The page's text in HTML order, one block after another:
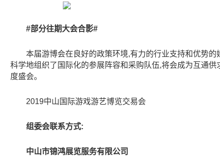
#部分往期大会合影#
本届游博会在良好的政策环境,有力的行业支持和优势的
科学地组织了国际化的参展阵容和采购队伍,将会成为互通
度盛会。
2019中山国际游戏游艺博览交易会
组委会联系方式:
中山市锦鸿展览服务有限公司